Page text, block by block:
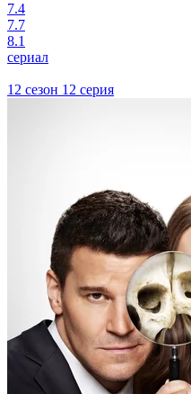
7.4
7.7
8.1
сериал
12 сезон 12 серия